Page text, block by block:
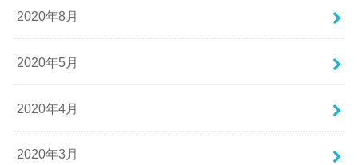
2020年8月
2020年5月
2020年4月
2020年3月